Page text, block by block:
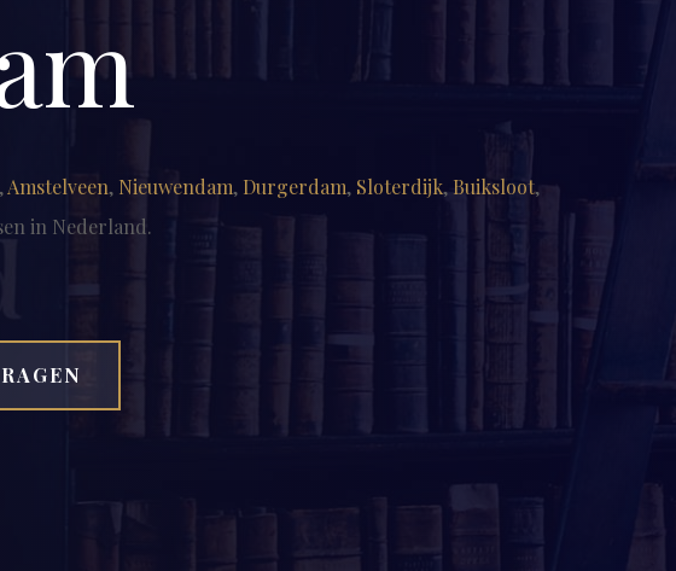
Amstelveen, Nieuwendam, Durgerdam, Sloterdijk, Buiksloot,
in Nederland.